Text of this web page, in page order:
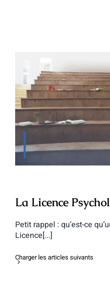
La Licence
La Licence
Petit rappel : qu’est-ce
Licence[...]
Charger les articles suivants